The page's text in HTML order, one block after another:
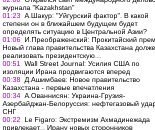
журнала "Kazakhstan"
01:23 А.Шакур: "Уйгурский фактор". В какой
степени он в ближайшем будущем будет
определять ситуацию в Центральной Азии?
01:06 И.Преображенский: Прокитайский
Новый глава правительства Казахстана
реализовать президентскую...
00:51
Wall Street Journal: Усилия США по
изоляции Ирана продвигаются вперед
00:38 Д.Ашимбаев: Новое правительство
Казахстана - первые впечатления
00:34 А.Ованнисян: Украина-Грузия-
Азербайджан-Белоруссия: нефтегазовый
СНГ
00:22
Le Figaro: Экстремизм Ахмадинежада
привлекает... Ирану новых сторонников